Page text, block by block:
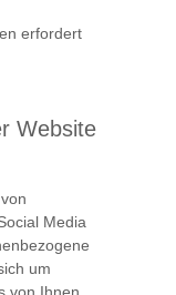
erfordert
Website
Media
um
von Ihnen